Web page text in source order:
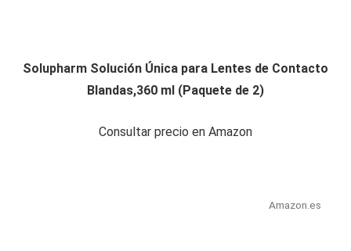
Solupharm Solución Única para Lentes de Contacto
Blandas,360 ml (Paquete de 2)
Consultar precio en Amazon
Amazon.es